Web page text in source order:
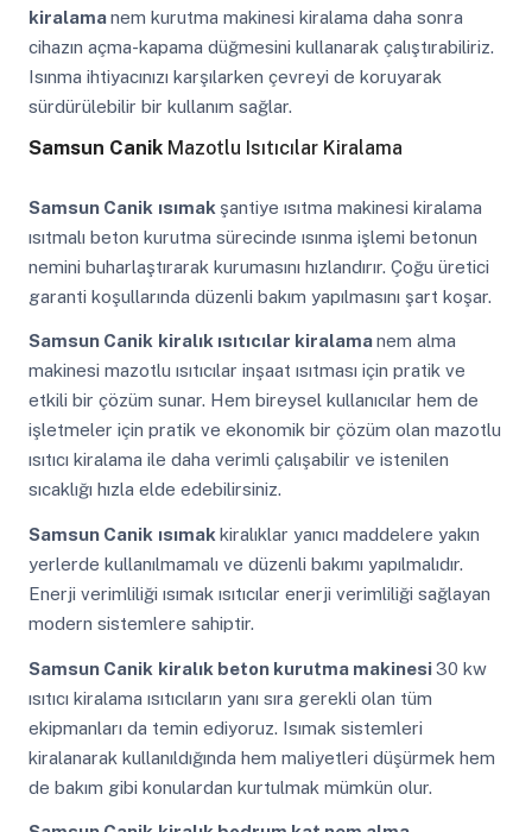
kiralamanem kurutma makinesi kiralama daha sonra
cihazın açma-kapama düğmesini kullanarak çalıştırabiliriz.
Isınma ihtiyacınızı karşılarken çevreyi de koruyarak
sürdürülebilir bir kullanım sağlar.
Samsun CanikMazotlu Isıtıcılar Kiralama
Samsun Canik ısımak şantiye ısıtma makinesi kiralama
ısıtmalı beton kurutma sürecinde ısınma işlemi betonun
nemini buharlaştırarak kurumasını hızlandırır. Çoğu üretici
garanti koşullarında düzenli bakım yapılmasını şart koşar.
Samsun Canik kiralık ısıtıcılar kiralamanem alma
makinesi mazotlu ısıtıcılar inşaat ısıtması için pratik ve
etkili bir çözüm sunar. Hem bireysel kullanıcılar hem de
işletmeler için pratik ve ekonomik bir çözüm olan mazotlu
ısıtıcı kiralama ile daha verimli çalışabilir ve istenilen
sıcaklığı hızla elde edebilirsiniz.
Samsun Canik ısımak kiralıklar yanıcı maddelere yakın
yerlerde kullanılmamalı ve düzenli bakımı yapılmalıdır.
Enerji verimliliği ısımak ısıtıcılar enerji verimliliği sağlayan
modern sistemlere sahiptir.
Samsun Canik kiralık beton kurutma makinesi30 kw
ısıtıcı kiralama ısıtıcıların yanı sıra gerekli olan tüm
ekipmanları da temin ediyoruz. Isımak sistemleri
kiralanarak kullanıldığında hem maliyetleri düşürmek hem
de bakım gibi konulardan kurtulmak mümkün olur.